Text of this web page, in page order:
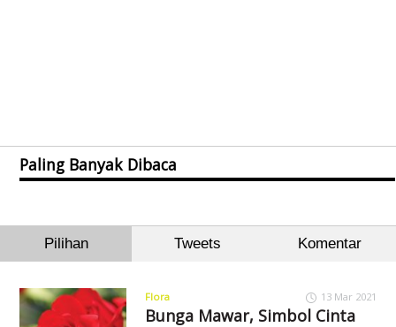
Paling Banyak Dibaca
Pilihan Tweets Komentar
Flora 13 Mar 2021
Bunga Mawar, Simbol Cinta